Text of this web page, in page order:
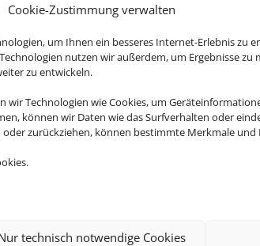
Cookie-Zustimmung verwalten
um Ihnen ein besseres Internet-Erlebnis zu
nutzen wir außerdem, um Ergebnisse
zu entwickeln.
wir Technologien wie Cookies, um
können wir Daten wie das Surfverhalten oder
zurückziehen, können bestimmte Merkmale
technisch notwendige Cookies
Gruppenreisen